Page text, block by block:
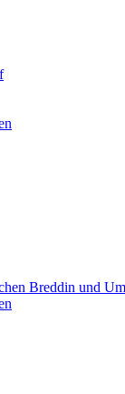
Breddin und